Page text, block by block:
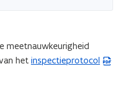
meetnauwkeurigheid
het inspectieprotocol
(